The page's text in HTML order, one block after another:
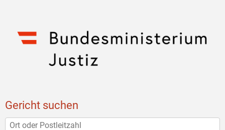
Gericht suchen